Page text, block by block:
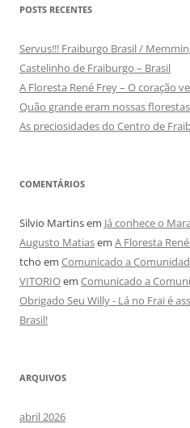
POSTS RECENTES
Servus!!! Fraiburgo Brasil /
Castelinho de Fraiburgo – Brasil
A Floresta René Frey – O coração
Quão grande eram nossas
As preciosidades do Centro de
COMENTÁRIOS
Silvio Martinsem Já conhece o
Augusto Matiasem A Floresta
tcho em Comunicado a
VITORIOem Comunicado a
Obrigado Seu Willy - Lá no Frai é
Brasil!
ARQUIVOS
abril 2026